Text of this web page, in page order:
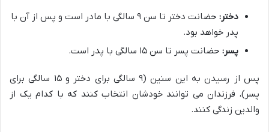
دختر:
حضانت دختر تا سن ۹ سالگی با مادر است و پس از آن با
پدر خواهد بود.
پسر: حضانت پسر تا سن ۱۵ سالگی با پدر است.
پس از رسیدن به این سنین (۹ سالگی برای دختر و ۱۵ سالگی برای
پسر)، فرزندان می توانند خودشان انتخاب کنند که با کدام یک از
والدین زندگی کنند.